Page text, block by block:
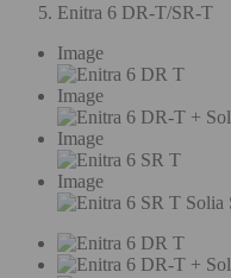
Enitra 6 DR-T/SR-T
Image
Image
Image
Image